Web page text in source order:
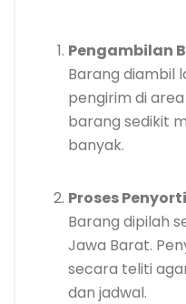
Pengambilan
Barang diambil
pengirim di
barang sedikit
banyak.
Proses
Barang dipilah
Jawa Barat.
secara teliti
dan jadwal.